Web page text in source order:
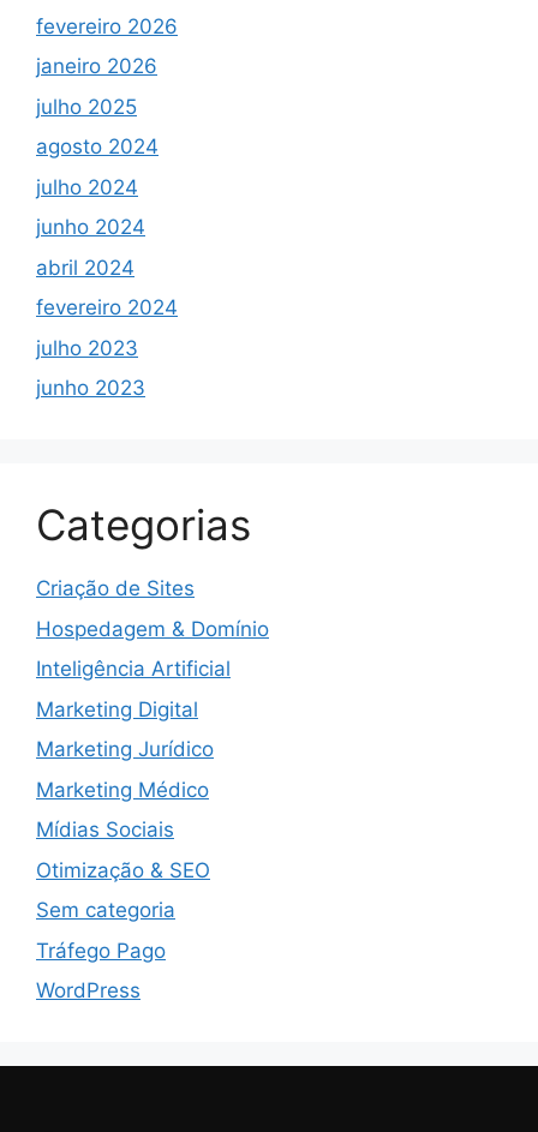
fevereiro 2026
janeiro 2026
julho 2025
agosto 2024
julho 2024
junho 2024
abril 2024
fevereiro 2024
julho 2023
junho 2023
Categorias
Criação de Sites
Hospedagem & Domínio
Inteligência Artificial
Marketing Digital
Marketing Jurídico
Marketing Médico
Mídias Sociais
Otimização & SEO
Sem categoria
Tráfego Pago
WordPress